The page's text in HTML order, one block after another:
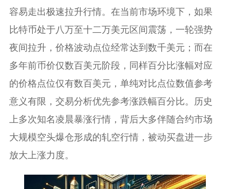
容易走出极速拉升行情。在当前市场环境下，如果
比特币处于八万至十二万美元区间震荡，一轮强势
夜间拉升，价格波动点位经常达到数千美元；而在
多年前币价仅数百美元阶段，同样百分比涨幅对应
的价格点位仅有数百美元，单纯对比点位数值参考
意义有限，交易分析优先参考涨跌幅百分比。历史
上多次知名凌晨暴涨行情，背后大多伴随合约市场
大规模空头爆仓形成的轧空行情，被动买盘进一步
放大上涨力度。